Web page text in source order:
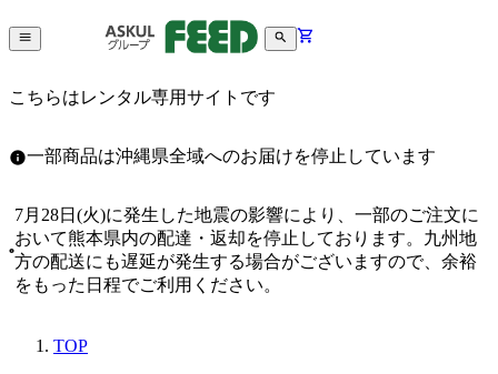
こちらはレンタル専用サイトです
一部商品は沖縄県全域へのお届けを停止しています
7月28日(火)に発生した地震の影響により、一部のご注文に
おいて熊本県内の配達・返却を停止しております。九州地
方の配送にも遅延が発生する場合がございますので、余裕
をもった日程でご利用ください。
TOP